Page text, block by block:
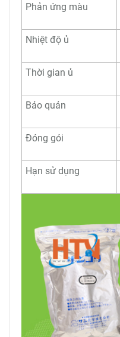
Phản ứng màu
Nhiệt độ ủ
Thời gian ủ
Bảo quản
Đóng gói
Hạn sử dụng